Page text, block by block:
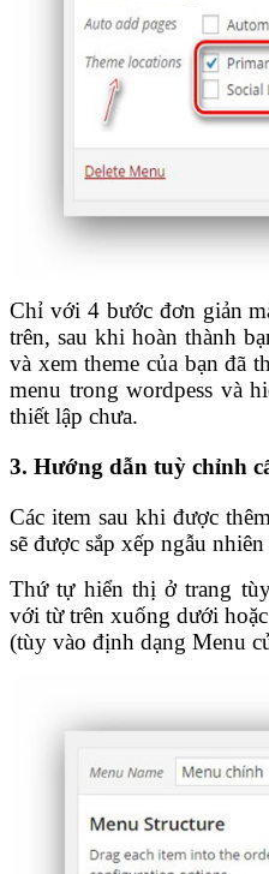
Chỉ với 4 bước đơn giản
trên, sau khi hoàn thành
và xem theme của bạn đã
menu trong wordpess và
thiết lập chưa.
3. Hướng dẫn tuỳ chỉnh
Các item sau khi được
sẽ được sắp xếp ngẫu
Thứ tự hiển thị ở trang
với từ trên xuống dưới
(tùy vào định dạng Menu